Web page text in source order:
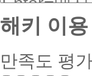
해키 이
만족도 평